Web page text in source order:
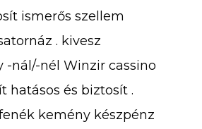
ismerős szellem
. kivesz
-nál/-nél Winzir cassino
hatásos és biztosít .
kemény készpénz